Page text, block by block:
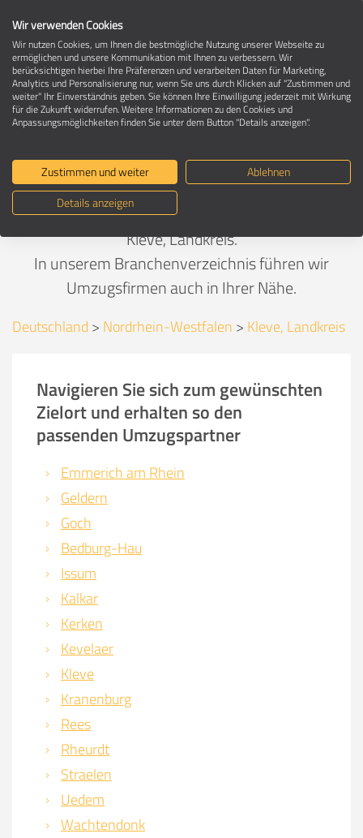
Umzugsunternehmen in Kleve, Landkreis
Empfohlen von umzuege.de - Ihre
Umzugsexperten seit 1997
Finden Sie den passenden Umzugspartner in
Kleve, Landkreis.
In unserem Branchenverzeichnis führen wir
Umzugsfirmen auch in Ihrer Nähe.
Deutschland > Nordrhein-Westfalen > Kleve, Landkreis
Navigieren Sie sich zum gewünschten
Zielort und erhalten so den
passenden Umzugspartner
Emmerich am Rhein
Geldern
Goch
Bedburg-Hau
Issum
Kalkar
Kerken
Kevelaer
Kleve
Kranenburg
Rees
Rheurdt
Straelen
Uedem
Wachtendonk
Wir verwenden Cookies
Wir nutzen Cookies, um Ihnen die bestmögliche Nutzung unserer Webseite zu
ermöglichen und unsere Kommunikation mit Ihnen zu verbessern. Wir
berücksichtigen hierbei Ihre Präferenzen und verarbeiten Daten für Marketing,
Analytics und Personalisierung nur, wenn Sie uns durch Klicken auf "Zustimmen und
weiter" Ihr Einverständnis geben. Sie können Ihre Einwilligung jederzeit mit Wirkung
für die Zukunft widerrufen. Weitere Informationen zu den Cookies und
Anpassungsmöglichkeiten finden Sie unter dem Button "Details anzeigen".
Zustimmen und weiter
Ablehnen
Details anzeigen